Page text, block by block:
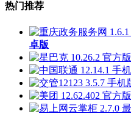
热门推荐
卓版